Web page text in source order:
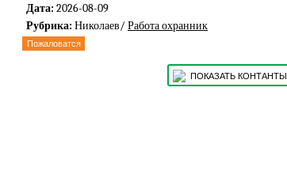
Дата: 2026-08-09
Рубрика: Николаев/ Работа охранник
Пожаловатся
ПОКАЗАТЬ КОНТАНТЫ